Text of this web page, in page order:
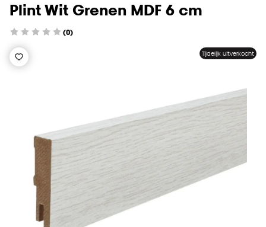
Plint Wit Grenen MDF 6 cm
(0)
Tijdelijk uitverkocht